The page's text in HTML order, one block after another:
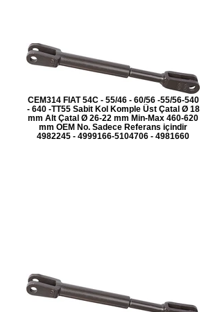
CEM314 FIAT 54C - 55/46 - 60/56 -55/56-540
- 640 -TT55 Sabit Kol Komple Üst Çatal Ø 18
mm Alt Çatal Ø 26-22 mm Min-Max 460-620
mm OEM No. Sadece Referans içindir
4982245 - 4999166-5104706 - 4981660